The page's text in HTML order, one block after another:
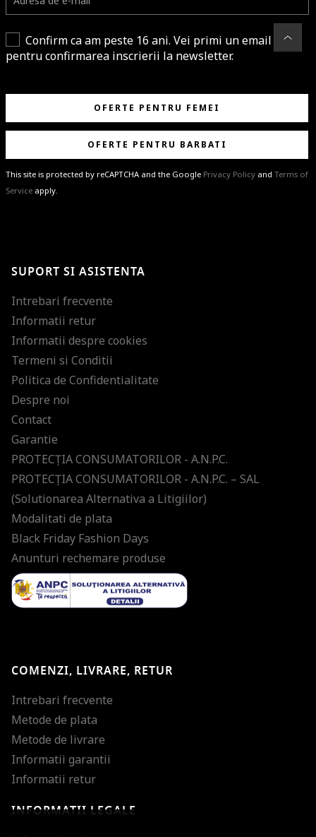
Confirm ca am peste 16 ani. Vei primi un email
pentru confirmarea inscrierii la newsletter.
OFERTE PENTRU FEMEI
OFERTE PENTRU BARBATI
This site is protected by reCAPTCHA and the Google Privacy Policy and Terms of
Service apply.
ultimele tendinte in moda!
SUPORT SI ASISTENTA
Intrebari frecvente
Informatii retur
Informatii despre cookies
Termeni si Conditii
Politica de Confidentialitate
Despre noi
Contact
Garantie
PROTECŢIA CONSUMATORILOR - A.N.P.C.
PROTECŢIA CONSUMATORILOR - A.N.P.C. – SAL
(Solutionarea Alternativa a Litigiilor)
Modalitati de plata
Black Friday Fashion Days
Anunturi rechemare produse
COMENZI, LIVRARE, RETUR
Intrebari frecvente
Metode de plata
Metode de livrare
Informatii garantii
Informatii retur
INFORMATII LEGALE